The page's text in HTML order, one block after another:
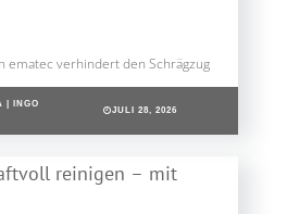
ematec verhindert den Schrägzug
| INGO
JULI 28, 2026